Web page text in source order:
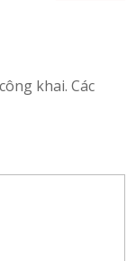
khai. Các